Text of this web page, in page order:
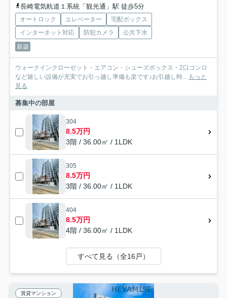
長崎電気軌道１系統「観光通」駅 徒歩5分
オートロック エレベーター
宅配ボックス
インターネット対応
防犯カメラ
公共下水
新築
ウォークインクローゼット・エアコン・シューズボックス・2口コンロ
など嬉しい設備が充実でお引っ越し準備も楽です♪お引越し時... もっと
見る
募集中の部屋
304
8.5万円
3階 / 36.00㎡ / 1LDK
305
8.5万円
3階 / 36.00㎡ / 1LDK
404
8.5万円
4階 / 36.00㎡ / 1LDK
すべて見る（全16戸）
賃貸マンション